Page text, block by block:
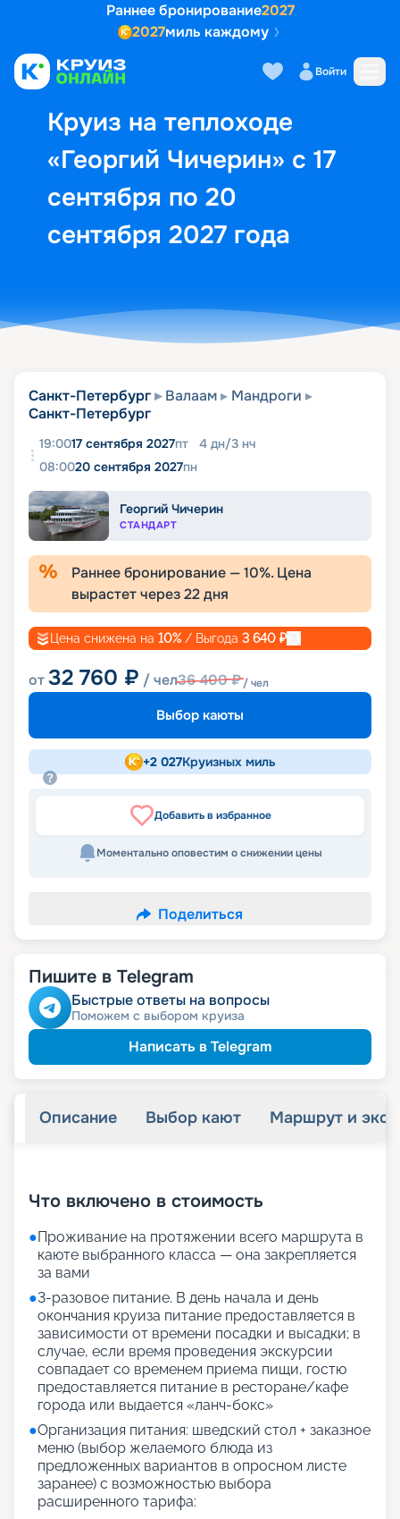
Раннее бронирование2027
2027миль каждому
Войти
Круиз на теплоходе
«Георгий Чичерин» с 17
сентября по 20
сентября 2027 года
Выбор кают Маршрут и
Санкт-Петербург Валаам
Мандроги
Санкт-Петербург
19:0017 сентября 2027пт 4 дн/3 нч
08:0020 сентября 2027пн
Георгий Чичерин
СТАНДАРТ
Раннее бронирование —10%. Цена
вырастет через22дня
Цена снижена на 10% / Выгода 3 640 ₽
от32 760 ₽ / чел36 400₽/ чел
Выбор каюты
+2 027Круизных миль
Добавить в избранное
Моментально оповестим о снижении цены
Поделиться
Пишите в Telegram
Быстрые ответы на вопросы
Поможем с выбором круиза
Написать в Telegram
Описание Выбор кают Маршрут и
Что включено в стоимость
●Проживание на протяжении всего маршрута в
каюте выбранного класса — она закрепляется
за вами
●3-разовое питание. В день начала и день
окончания круиза питание предоставляется в
зависимости от времени посадки и высадки; в
случае, если время проведения экскурсии
совпадает со временем приема пищи, гостю
предоставляется питание в ресторане/кафе
города или выдается «ланч-бокс»
●Организация питания: шведский стол + заказное
меню (выбор желаемого блюда из
предложенных вариантов в опросном листе
заранее) с возможностью выбора
расширенного тарифа: